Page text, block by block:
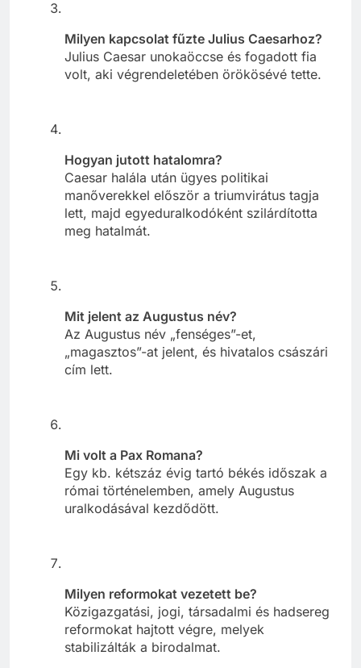
Milyen kapcsolat fűzte Julius Caesarhoz?
Julius Caesar unokaöccse és fogadott fia
volt, aki végrendeletében örökösévé tette.
Hogyan jutott hatalomra?
Caesar halála után ügyes politikai
manőverekkel először a triumvirátus tagja
lett, majd egyeduralkodóként szilárdította
meg hatalmát.
Mit jelent az Augustus név?
Az Augustus név „fenséges”-et,
„magasztos”-at jelent, és hivatalos császári
cím lett.
Mi volt a Pax Romana?
Egy kb. kétszáz évig tartó békés időszak a
római történelemben, amely Augustus
uralkodásával kezdődött.
Milyen reformokat vezetett be?
Közigazgatási, jogi, társadalmi és hadsereg
reformokat hajtott végre, melyek
stabilizálták a birodalmat.